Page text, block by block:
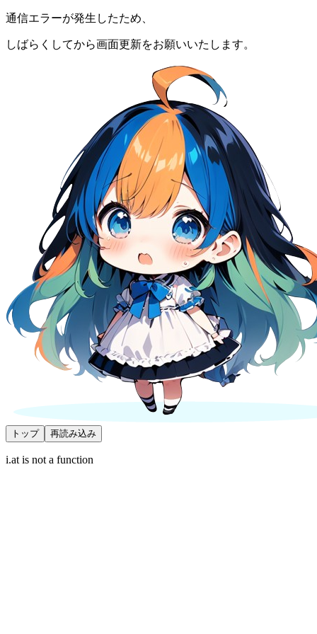
通信エラーが発生したため、
しばらくしてから画面更新をお願いいたします。
トップ 再読み込み
i.at is not a function